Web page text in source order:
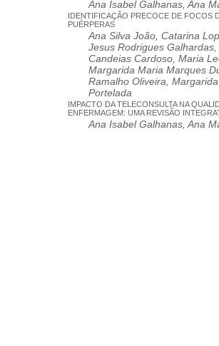
Ana Isabel Galhanas, Ana
IDENTIFICAÇÃO PRECOCE DE FOCOS
PUÉRPERAS
Ana Silva João, Catarina
Jesus Rodrigues
Candeias Cardoso, Maria
Margarida Maria Marques
Ramalho Oliveira,
Portelada
IMPACTO DA TELECONSULTA NA
ENFERMAGEM: UMA REVISÃO
Ana Isabel Galhanas, Ana